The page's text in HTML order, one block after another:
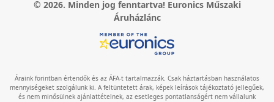
© 2026. Minden jog fenntartva! Euronics Műszaki
Áruházlánc
Áraink forintban értendők és az ÁFA-t tartalmazzák. Csak háztartásban használatos
mennyiségeket szolgálunk ki. A feltüntetett árak, képek leírások tájékoztató jellegűek,
és nem minősülnek ajánlattételnek, az esetleges pontatlanságért nem vállalunk